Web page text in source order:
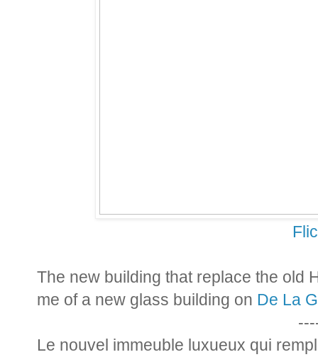
The new building that replace the old
me of a new glass building on De La
Le nouvel immeuble luxueux qui